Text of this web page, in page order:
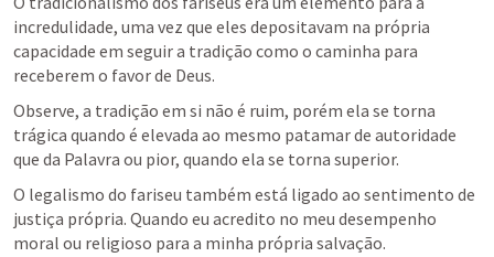
incredulidade, uma vez que eles depositavam na própria
capacidade em seguir a tradição como o caminha para
receberem o favor de Deus.
Observe, a tradição em si não é ruim, porém ela se torna
trágica quando é elevada ao mesmo patamar de autoridade
que da Palavra ou pior, quando ela se torna superior.
O legalismo do fariseu também está ligado ao sentimento de
justiça própria. Quando eu acredito no meu desempenho
moral ou religioso para a minha própria salvação.